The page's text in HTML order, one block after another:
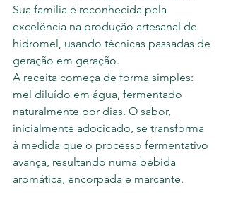
Sua família é reconhecida pela
excelência na produção artesanal de
hidromel, usando técnicas passadas de
geração em geração.
A receita começa de forma simples:
mel diluído em água, fermentado
naturalmente por dias. O sabor,
inicialmente adocicado, se transforma
à medida que o processo fermentativo
avança, resultando numa bebida
aromática, encorpada e marcante.